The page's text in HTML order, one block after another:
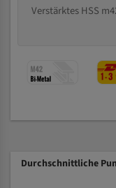
Verstärktes HSS
Durchschnittliche